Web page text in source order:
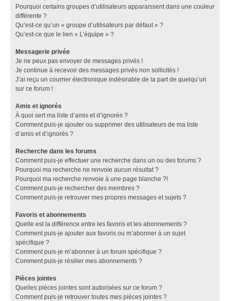
Pourquoi certains groupes d’utilisateurs apparaissent dans une couleur
différente ?
Qu’est-ce qu’un « groupe d’utilisateurs par défaut » ?
Qu’est-ce que le lien « L’équipe » ?
Messagerie privée
Je ne peux pas envoyer de messages privés !
Je continue à recevoir des messages privés non sollicités !
J’ai reçu un courrier électronique indésirable de la part de quelqu’un
sur ce forum !
Amis et ignorés
À quoi sert ma liste d’amis et d’ignorés ?
Comment puis-je ajouter ou supprimer des utilisateurs de ma liste
d’amis et d’ignorés ?
Recherche dans les forums
Comment puis-je effectuer une recherche dans un ou des forums ?
Pourquoi ma recherche ne renvoie aucun résultat ?
Pourquoi ma recherche renvoie à une page blanche ?!
Comment puis-je rechercher des membres ?
Comment puis-je retrouver mes propres messages et sujets ?
Favoris et abonnements
Quelle est la différence entre les favoris et les abonnements ?
Comment puis-je ajouter aux favoris ou m’abonner à un sujet
spécifique ?
Comment puis-je m’abonner à un forum spécifique ?
Comment puis-je résilier mes abonnements ?
Pièces jointes
Quelles pièces jointes sont autorisées sur ce forum ?
Comment puis-je retrouver toutes mes pièces jointes ?